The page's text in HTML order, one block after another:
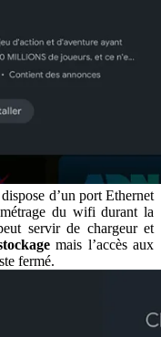
d’un port Ethernet
du wifi durant la
servir de chargeur et
mais l’accès aux
fermé.